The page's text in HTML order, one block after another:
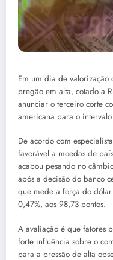
Em um dia de valorização
pregão em alta, cotado a
anunciar o terceiro corte
americana para o
De acordo com
favorável a moedas de
acabou pesando no
após a decisão do banco
que mede a força do
0,47%, aos 98,73 pontos.
A avaliação é que fatores
forte influência sobre o
para a pressão de alta